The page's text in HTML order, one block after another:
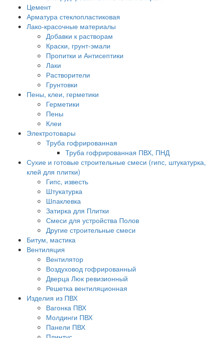
Цемент
Арматура стеклопластиковая
Лако-красочные материалы
Добавки к растворам
Краски, грунт-эмали
Пропитки и Антисептики
Лаки
Растворители
Грунтовки
Пены, клеи, герметики
Герметики
Пены
Клеи
Электротовары
Труба гофрированная
Труба гофрированная ПВХ, ПНД
Сухие и готовые строительные смеси (гипс, штукатурка,
клей для плитки)
Гипс, известь
Штукатурка
Шпаклевка
Затирка для Плитки
Смеси для устройства Полов
Другие строительные смеси
Битум, мастика
Вентиляция
Вентилятор
Воздуховод гофрированный
Дверца Люк ревизионный
Решетка вентиляционная
Изделия из ПВХ
Вагонка ПВХ
Молдинги ПВХ
Панели ПВХ